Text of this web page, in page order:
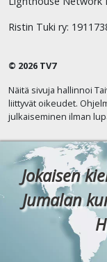
Ristin Tuki ry:
© 2026 TV7
Näitä sivuja hallinnoi
liittyvät oikeudet.
julkaiseminen ilman
Jokaisen
Jumalan